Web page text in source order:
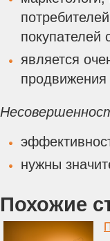
покупателей
является
нужны
Похожие